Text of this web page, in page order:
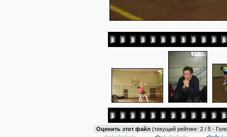
Оценить этот файл (текущий рейтинг: 2 / 5 -